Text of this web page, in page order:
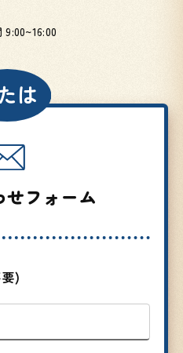
は
せフォーム
)